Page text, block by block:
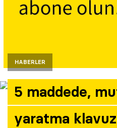
HABERLER
5 maddede,
yaratma
Yazarlar
Araştırma